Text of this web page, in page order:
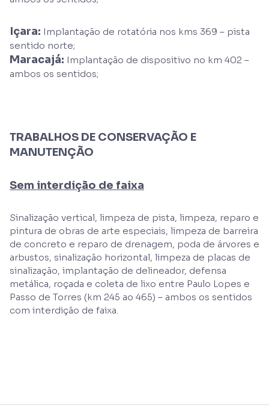
Içara: Implantação de rotatória nos kms 369 – pista
sentido norte;
Maracajá: Implantação de dispositivo no km 402 –
ambos os sentidos;
TRABALHOS DE CONSERVAÇÃO E
MANUTENÇÃO
Sem interdição de faixa
Sinalização vertical, limpeza de pista, limpeza, reparo e
pintura de obras de arte especiais, limpeza de barreira
de concreto e reparo de drenagem, poda de árvores e
arbustos, sinalização horizontal, limpeza de placas de
sinalização, implantação de delineador, defensa
metálica, roçada e coleta de lixo entre Paulo Lopes e
Passo de Torres (km 245 ao 465) – ambos os sentidos
com interdição de faixa.